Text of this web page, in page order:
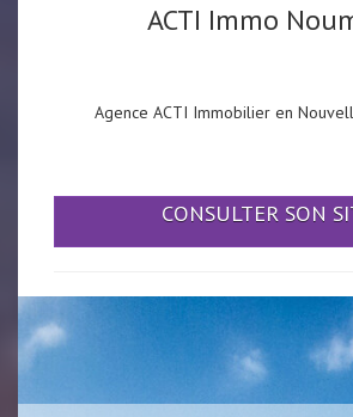
ACTI Immo
Agence ACTI Immobilier en
CONSULTER SON